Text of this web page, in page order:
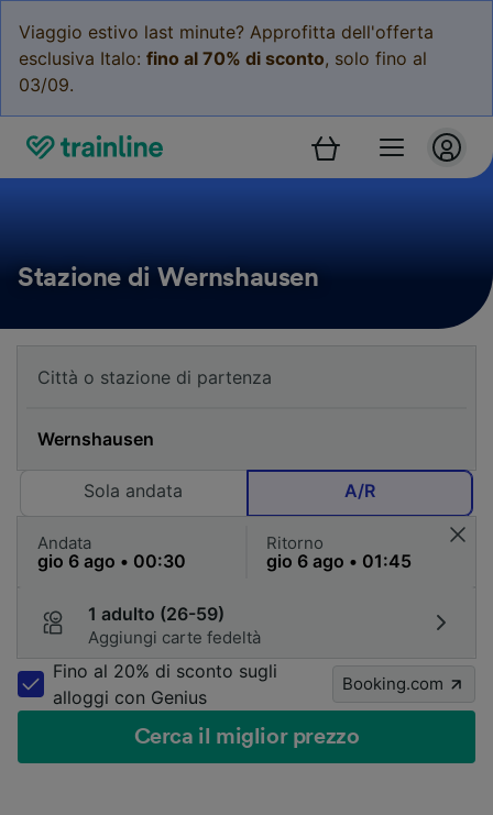
Viaggio estivo last minute? Approfitta dell'offerta
esclusiva Italo: fino al 70% di sconto, solo fino al
03/09.
Stazione di Wernshausen
Sola andata A/R
Andata Ritorno
1 adulto (26-59)
Aggiungi carte fedeltà
Fino al 20% di sconto sugli
alloggi con Genius
Booking.com
Cerca il miglior prezzo